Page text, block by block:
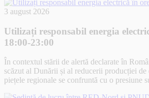
3 august 2026
Utilizați responsabil energia
18:00-23:00
În contextul stării de alertă declarate în
scăzut al Dunării și al reducerii producției de
piețele regionale se confruntă cu o presiune